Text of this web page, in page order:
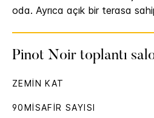
oda. Ayrıca açık bir terasa
Pinot Noir toplantı
ZEMIN KAT
90MISAFIR SAYISI